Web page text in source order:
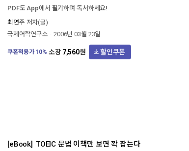
PDF도 App에서 필기하며 독서하세요!
최연주 저자(글)
국제어학연구소
2006년 03월 23일
쿠폰적용가10% 소장 7,560원 할인쿠폰
[eBook] TOEIC 문법 이책만 보면 꽉 잡는다